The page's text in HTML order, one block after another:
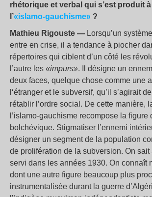
rhétorique et verbal qui s’est produit
l’«islamo-gauchisme» ?
Mathieu Rigouste — Lorsqu’un
entre en crise, il a tendance à piocher
répertoires qui ciblent d’un côté les
l’autre les «impurs». Il désigne un
deux faces, quelque chose comme une
l‘étranger et le subversif, qu’il s’agirait
rétablir l’ordre social. De cette manière,
l’islamo-gauchisme recompose la figure
bolchévique. Stigmatiser l’ennemi
désigner un segment de la population
de prolifération de la subversion. On sait
servi dans les années 1930. On connaît
dont une autre figure beaucoup plus
instrumentalisée durant la guerre